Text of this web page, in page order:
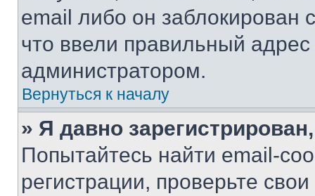
email либо он
что ввели правильный адрес
администратором.
Вернуться к началу
» Я давно
Попытайтесь найти email-
регистрации, проверьте